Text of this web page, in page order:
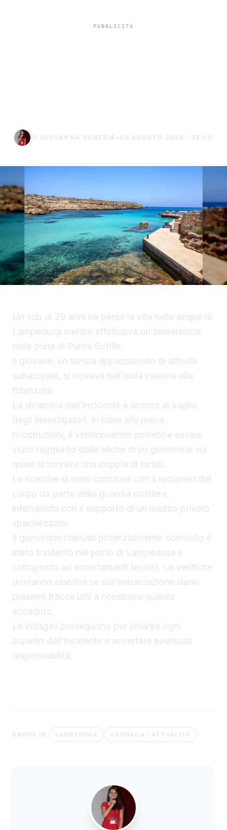
DI GIOVANNA VENEZIA • 08 AGOSTO 2026 · 23:00
Un sub di 29 anni ha perso la vita nelle acque di
Lampedusa mentre effettuava un’immersione
nella zona di Punta Sottile.
Il giovane, un turista appassionato di attività
subacquee, si trovava sull’isola insieme alla
fidanzata.
La dinamica dell’incidente è ancora al vaglio
degli investigatori. In base alle prime
ricostruzioni, il ventinovenne potrebbe essere
stato raggiunto dalle eliche di un gommone sul
quale si trovava una coppia di turisti.
Le ricerche si sono concluse con il recupero del
corpo da parte della guardia costiera,
intervenuta con il supporto di un mezzo privato
specializzato.
Il gommone ritenuto potenzialmente coinvolto è
stato trasferito nel porto di Lampedusa e
sottoposto ad accertamenti tecnici. Le verifiche
dovranno stabilire se sull’imbarcazione siano
presenti tracce utili a ricostruire quanto
accaduto.
Le indagini proseguono per chiarire ogni
aspetto dell’incidente e accertare eventuali
responsabilità.
ANCHE IN LAMPEDUSA CRONACA / ATTUALITÀ